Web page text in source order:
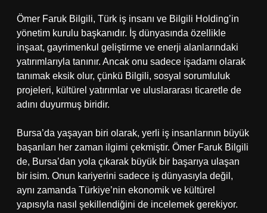
Ömer Faruk Bilgili, Türk iş insanı ve Bilgili Holding’in
yönetim kurulu başkanıdır. İş dünyasında özellikle
inşaat, gayrimenkul geliştirme ve enerji alanlarındaki
yatırımlarıyla tanınır. Ancak onu sadece işadamı olarak
tanımak eksik olur, çünkü Bilgili, sosyal sorumluluk
projeleri, kültürel yatırımlar ve uluslararası ticaretle de
adını duyurmuş biridir.
Bursa’da yaşayan biri olarak, yerli iş insanlarının büyük
başarıları her zaman ilgimi çekmiştir. Ömer Faruk Bilgili
de, Bursa’dan yola çıkarak büyük bir başarıya ulaşan
bir isim. Onun kariyerini sadece iş dünyasıyla değil,
aynı zamanda Türkiye’nin ekonomik ve kültürel
yapısıyla nasıl şekillendiğini de incelemek gerekiyor.